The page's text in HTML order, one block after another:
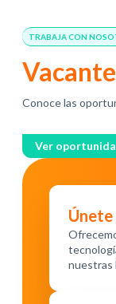
TRABAJA CON
Conoce las
Ver
nuestras